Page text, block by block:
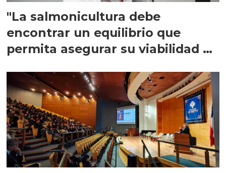
"La salmonicultura debe
encontrar un equilibrio que
permita asegurar su viabilidad de